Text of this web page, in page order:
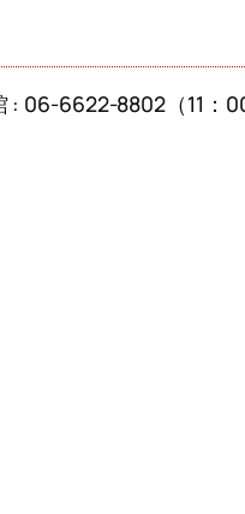
: 06-6622-8802（11：